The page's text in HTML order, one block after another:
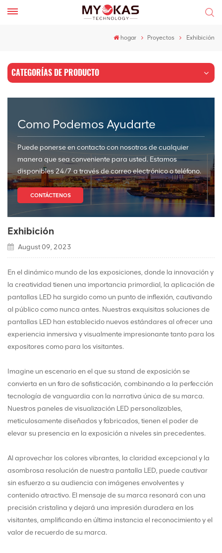
hogar Proyectos Exhibición
CATEGORÍAS DE PRODUCTO
Como Podemos Ayudarte
Puede ponerse en contacto con nosotros de cualquier
manera que sea conveniente para usted. Estamos
disponibles 24/7 a través de correo electrónico o teléfono.
CONTÁCTENOS
Exhibición
August 09, 2023
En el dinámico mundo de las exposiciones, donde la innovación y
la creatividad tienen una importancia primordial, la aplicación de
pantallas LED ha surgido como un punto de inflexión, cautivando
al público como nunca antes. Nuestras exquisitas soluciones de
pantallas LED han establecido nuevos estándares al ofrecer una
experiencia inmersiva y visualmente impresionante tanto para los
expositores como para los visitantes.
Imagine un escenario en el que su stand de exposición se
convierta en un faro de sofisticación, combinando a la perfección
tecnología de vanguardia con la narrativa única de su marca.
Nuestros paneles de visualización LED personalizables,
meticulosamente diseñados y fabricados, tienen el poder de
elevar su presencia en la exposición a niveles sin precedentes.
Al aprovechar los colores vibrantes, la claridad excepcional y la
asombrosa resolución de nuestra pantalla LED, puede cautivar
sin esfuerzo a su audiencia con imágenes envolventes y
contenido atractivo. El mensaje de su marca resonará con una
precisión cristalina y dejará una impresión duradera en los
visitantes, amplificando en última instancia el reconocimiento y el
valor de recuerdo de su marca.